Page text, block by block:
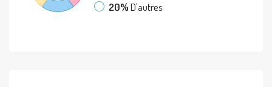
20%D'autres